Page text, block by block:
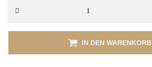
IN DEN WARENKORB